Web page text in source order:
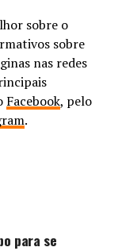
sobre o
sobre
nas redes
Facebook, pelo
.
para se